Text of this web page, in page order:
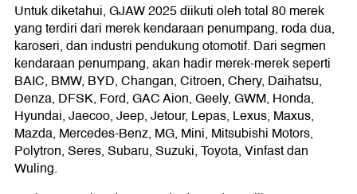
Untuk diketahui, GJAW 2025 diikuti oleh total 80 merek
yang terdiri dari merek kendaraan penumpang, roda dua,
karoseri, dan industri pendukung otomotif. Dari segmen
kendaraan penumpang, akan hadir merek-merek seperti
BAIC, BMW, BYD, Changan, Citroen, Chery, Daihatsu,
Denza, DFSK, Ford, GAC Aion, Geely, GWM, Honda,
Hyundai, Jaecoo, Jeep, Jetour, Lepas, Lexus, Maxus,
Mazda, Mercedes-Benz, MG, Mini, Mitsubishi Motors,
Polytron, Seres, Subaru, Suzuki, Toyota, Vinfast dan
Wuling.